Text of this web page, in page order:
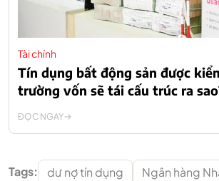
Tài chính
Tín dụng bất động sản được
trường vốn sẽ tái cấu trúc ra
ĐỌC NGAY
Tags: dư nợ tín dụng Ngân hàng